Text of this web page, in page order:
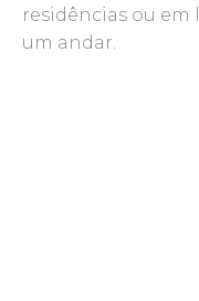
residências ou em
um andar.